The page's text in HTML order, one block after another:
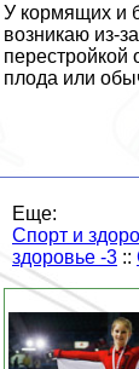
У кормящих и
возникаю из-
плода или
Еще:
Спорт и
здоровье -3 ::